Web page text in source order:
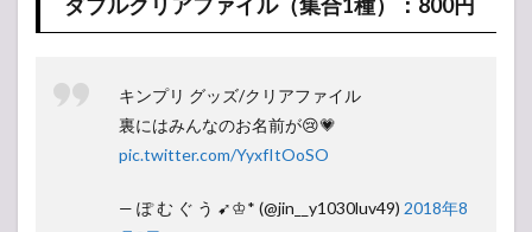
キンプリ グッズ/クリアファイル
裏にはみんなのお名前が😢💗
pic.twitter.com/YyxfItOoSO
— ぽ む ぐ う ➹♔* (@jin__y1030luv49) 2018年8